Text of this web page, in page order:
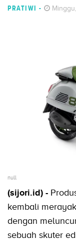
PRATIWI -
null
(sijori.id) -
kembali
dengan
sebuah skuter